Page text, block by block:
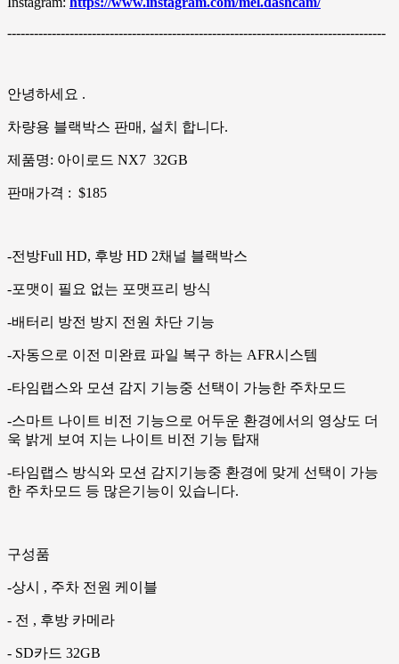
-------------------------------------------------------------------------------------
안녕하세요 .
차량용 블랙박스 판매, 설치 합니다.
제품명: 아이로드 NX7 32GB
판매가격 : $185
-전방Full HD, 후방 HD 2채널 블랙박스
-포맷이 필요 없는 포맷프리 방식
-배터리 방전 방지 전원 차단 기능
-자동으로 이전 미완료 파일 복구 하는 AFR시스템
-타임랩스와 모션 감지 기능중 선택이 가능한 주차모드
-스마트 나이트 비전 기능으로 어두운 환경에서의 영상도 더
욱 밝게 보여 지는 나이트 비전 기능 탑재
-타임랩스 방식와 모션 감지기능중 환경에 맞게 선택이 가능
한 주차모드 등 많은기능이 있습니다.
구성품
-상시 , 주차 전원 케이블
- 전 , 후방 카메라
- SD카드 32GB